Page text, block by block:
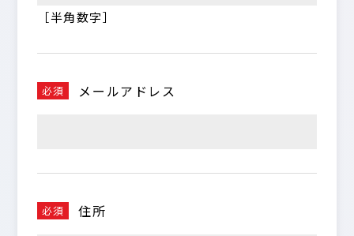
［半角数字］
必須 メールアドレス
必須 住所